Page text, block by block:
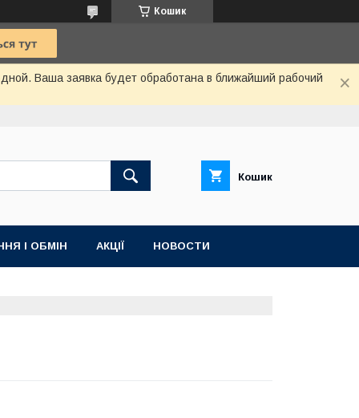
Кошик
Ваша заявка будет обработана в ближайший рабочий
Кошик
І ОБМІН АКЦІЇ НОВОСТИ